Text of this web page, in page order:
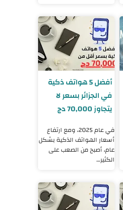
أفضل 5 هواتف ذكية
في الجزائر بسعر لا
يتجاوز 70,000 دج
في عام 2025، ومع ارتفاع
أسعار الهواتف الذكية بشكل
عام، أصبح من الصعب على
الكثير…